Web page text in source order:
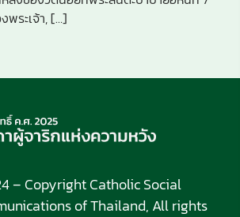
พระเจ้า, […]
– Copyright Catholic Social
of Thailand, All rights